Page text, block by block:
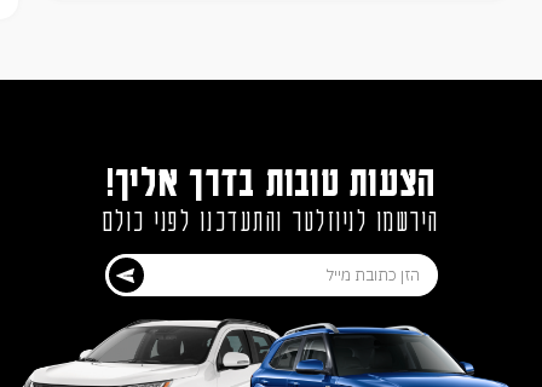
הצעות טובות בדרך אליך!
הירשמו לניוזלטר והתעדכנו לפני כולם